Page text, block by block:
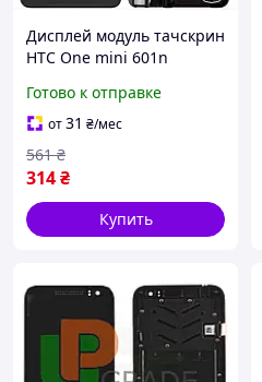
Дисплей модуль тачскрин
HTC One mini 601n
нижней вставки)
Готово к отправке
от31 ₴/мес
314₴
561 ₴
Купить